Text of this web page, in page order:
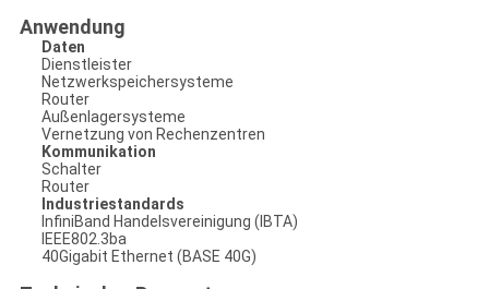
Anwendung
Daten
Dienstleister
Netzwerkspeichersysteme
Router
Außenlagersysteme
Vernetzung von Rechenzentren
Kommunikation
Schalter
Router
Industriestandards
InfiniBand Handelsvereinigung (IBTA)
IEEE802.3ba
40Gigabit Ethernet (BASE 40G)